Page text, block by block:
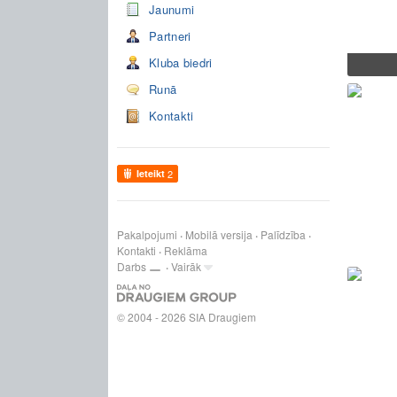
Jaunumi
Partneri
Kluba biedri
Runā
Kontakti
Ieteikt 2
Pakalpojumi Mobilā versija
Palīdzība
Kontakti
Reklāma
Darbs
Vairāk
© 2004 - 2026 SIA Draugiem